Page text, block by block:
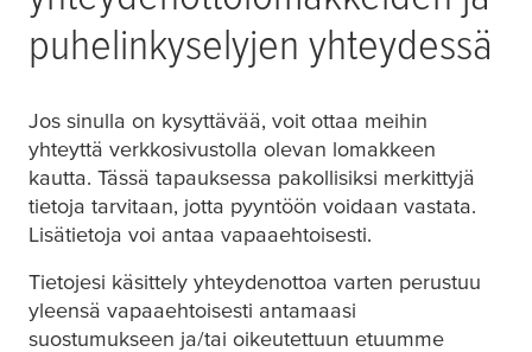
puhelinkyselyjen yhteydessä
Jos sinulla on kysyttävää, voit ottaa meihin
yhteyttä verkkosivustolla olevan lomakkeen
kautta. Tässä tapauksessa pakollisiksi merkittyjä
tietoja tarvitaan, jotta pyyntöön voidaan vastata.
Lisätietoja voi antaa vapaaehtoisesti.
Tietojesi käsittely yhteydenottoa varten perustuu
yleensä vapaaehtoisesti antamaasi
suostumukseen ja/tai oikeutettuun etuumme